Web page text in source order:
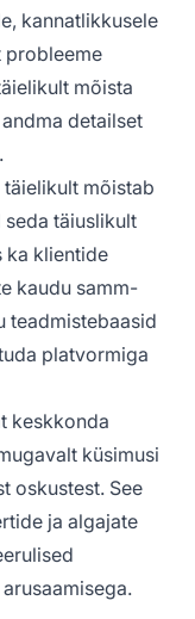
kannatlikkusele
probleeme
mõista
detailset
täielikult mõistab
täiuslikult
ka klientide
kaudu samm-
teadmistebaasid
platvormiga
keskkonda
küsimusi
oskustest. See
ja algajate